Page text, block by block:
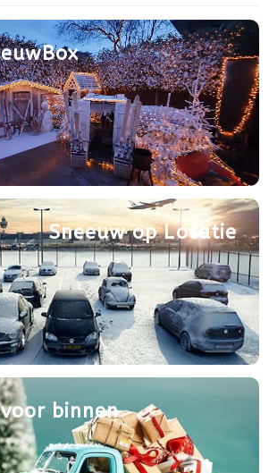
Sneeuw op Locatie
binnen